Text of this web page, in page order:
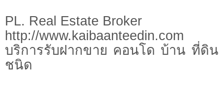
PL. Real Estate Broker
http://www.kaibaanteedin.com
บริการรับฝากขาย คอนโด บ้าน ที่ดิ
ชนิด